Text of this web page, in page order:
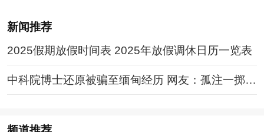
新闻推荐
2025假期放假时间表 2025年放假调休日历一览表
中科院博士还原被骗至缅甸经历 网友：孤注一掷现
实版